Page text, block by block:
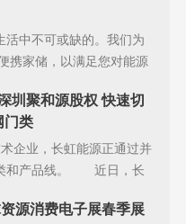
活中不可或缺的。我们为
携家储，以满足您对能源
圳聚和源股权 快速切
门类
企业，长虹能源正通过并
类和产品线。 近日，长
源消费电子展春季展